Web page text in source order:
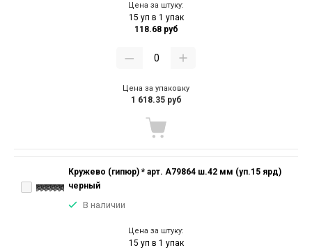
Цена за штуку:
15 уп в 1 упак
118.68 руб
Цена за упаковку
1 618.35 руб
Кружево (гипюр) * арт. А79864 ш.42 мм (уп.15 ярд)
черный
В наличии
Цена за штуку:
15 уп в 1 упак